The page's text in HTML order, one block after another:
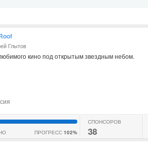
Глытов
кино под открытым звездным небом.
ПРОГРЕСС 102%
СПОНСОРОВ
38